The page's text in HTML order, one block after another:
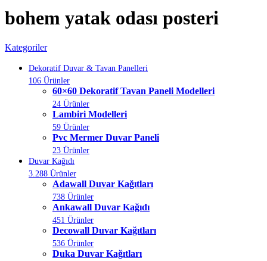
bohem yatak odası posteri
Kategoriler
Dekoratif Duvar & Tavan Panelleri
106 Ürünler
60×60 Dekoratif Tavan Paneli Modelleri
24 Ürünler
Lambiri Modelleri
59 Ürünler
Pvc Mermer Duvar Paneli
23 Ürünler
Duvar Kağıdı
3.288 Ürünler
Adawall Duvar Kağıtları
738 Ürünler
Ankawall Duvar Kağıdı
451 Ürünler
Decowall Duvar Kağıtları
536 Ürünler
Duka Duvar Kağıtları